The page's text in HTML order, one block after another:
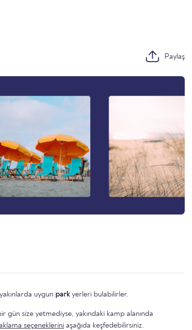
Paylaş
uygun parkyerleri bulabilirler.
gün size yetmediyse, yakındaki kamp alanında
seçeneklerini aşağıda keşfedebilirsiniz.